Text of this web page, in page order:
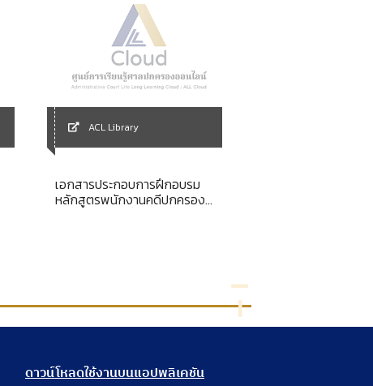
ACL Library
เอกสารประกอบการฝึกอบรม
หลักสูตรพนักงานคดีปกครอง
ดาวน์โหลดใช้งานบนแอปพลิเคชัน